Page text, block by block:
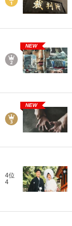
NEW
NEW
4位
4